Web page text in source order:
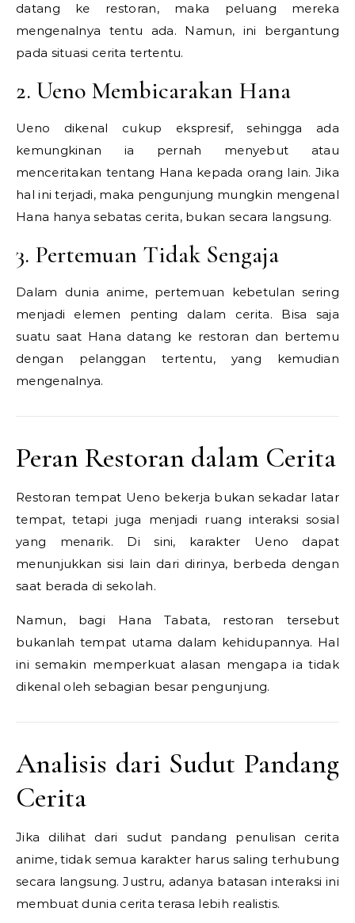
datang ke restoran, maka peluang mereka
mengenalnya tentu ada. Namun, ini bergantung
pada situasi cerita tertentu.
2. Ueno Membicarakan Hana
Ueno dikenal cukup ekspresif, sehingga ada
kemungkinan ia pernah menyebut atau
menceritakan tentang Hana kepada orang lain. Jika
hal ini terjadi, maka pengunjung mungkin mengenal
Hana hanya sebatas cerita, bukan secara langsung.
3. Pertemuan Tidak Sengaja
Dalam dunia anime, pertemuan kebetulan sering
menjadi elemen penting dalam cerita. Bisa saja
suatu saat Hana datang ke restoran dan bertemu
dengan pelanggan tertentu, yang kemudian
mengenalnya.
Peran Restoran dalam Cerita
Restoran tempat Ueno bekerja bukan sekadar latar
tempat, tetapi juga menjadi ruang interaksi sosial
yang menarik. Di sini, karakter Ueno dapat
menunjukkan sisi lain dari dirinya, berbeda dengan
saat berada di sekolah.
Namun, bagi Hana Tabata, restoran tersebut
bukanlah tempat utama dalam kehidupannya. Hal
ini semakin memperkuat alasan mengapa ia tidak
dikenal oleh sebagian besar pengunjung.
Analisis dari Sudut Pandang
Cerita
Jika dilihat dari sudut pandang penulisan cerita
anime, tidak semua karakter harus saling terhubung
secara langsung. Justru, adanya batasan interaksi ini
membuat dunia cerita terasa lebih realistis.